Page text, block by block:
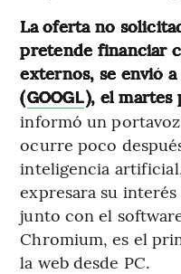
La oferta no
pretende financiar
externos, se envió
(GOOGL), el martes
informó un
ocurre poco
inteligencia
expresara su
junto con el
Chromium, es el
la web desde PC.